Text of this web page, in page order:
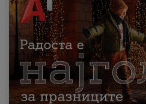
МК EN SQ
Приватни Деловни